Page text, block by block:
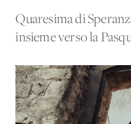
Quaresima di
insieme verso la